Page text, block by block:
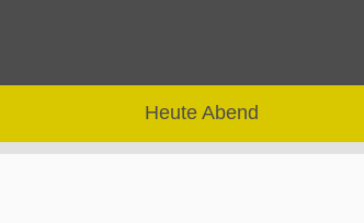
Heute Abend